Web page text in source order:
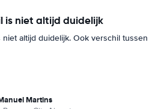
is niet altijd duidelijk
niet altijd duidelijk. Ook verschil tussen
Martins